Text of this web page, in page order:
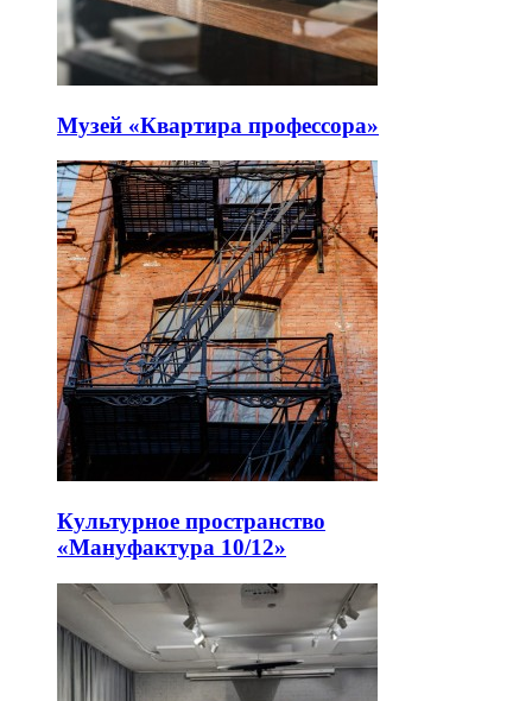
Музей «Квартира профессора»
Культурное пространство
«Мануфактура 10/12»